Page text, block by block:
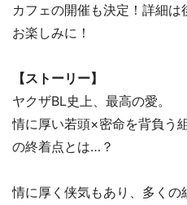
カフェの開催も決定！詳細
お楽しみに！
【ストーリー】
ヤクザBL史上、最高の愛。
情に厚い若頭×密命を背負う
の終着点とは…？
情に厚く侠気もあり、多く